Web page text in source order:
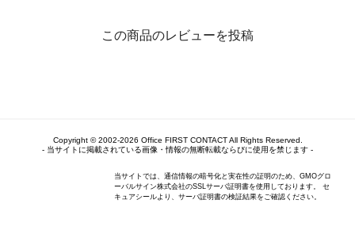
この商品のレビューを投稿
Copyright © 2002-2026 Office FIRST CONTACT All Rights Reserved.
- 当サイトに掲載されている画像・情報の無断転載ならびに使用を禁じます -
当サイトでは、通信情報の暗号化と実在性の証明のため、GMOグロ
ーバルサイン株式会社のSSLサーバ証明書を使用しております。 セ
キュアシールより、サーバ証明書の検証結果をご確認ください。